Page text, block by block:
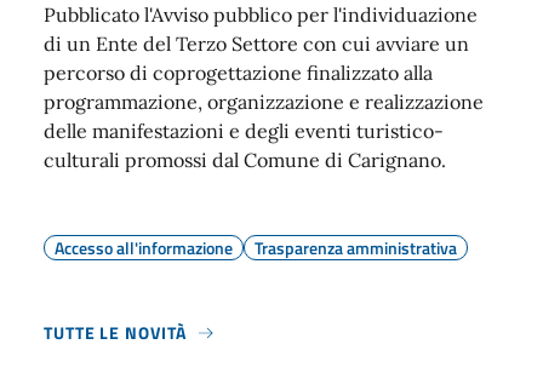
Pubblicato l'Avviso pubblico per l'individuazione
di un Ente del Terzo Settore con cui avviare un
percorso di coprogettazione finalizzato alla
programmazione, organizzazione e realizzazione
delle manifestazioni e degli eventi turistico-
culturali promossi dal Comune di Carignano.
Accesso all'informazione Trasparenza amministrativa
TUTTE LE NOVITÀ